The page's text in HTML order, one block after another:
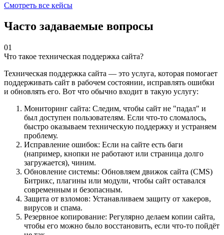
Смотреть все кейсы
Часто задаваемые вопросы
01
Что такое техническая поддержка сайта?
Техническая поддержка сайта — это услуга, которая помогает
поддерживать сайт в рабочем состоянии, исправлять ошибки
и обновлять его. Вот что обычно входит в такую услугу:
Мониторинг сайта: Следим, чтобы сайт не "падал" и
был доступен пользователям. Если что-то сломалось,
быстро оказываем техническую поддержку и устраняем
проблему.
Исправление ошибок: Если на сайте есть баги
(например, кнопки не работают или страница долго
загружается), чиним.
Обновление системы: Обновляем движок сайта (CMS)
Битрикс, плагины или модули, чтобы сайт оставался
современным и безопасным.
Защита от взломов: Устанавливаем защиту от хакеров,
вирусов и спама.
Резервное копирование: Регулярно делаем копии сайта,
чтобы его можно было восстановить, если что-то пойдёт